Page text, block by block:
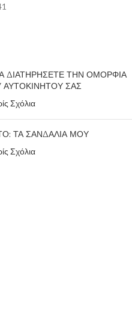
ΔΙΑΤΗΡΗΣΕΤΕ ΤΗΝ ΟΜΟΡΦΙΑ
ΣΑΣ
Σχόλια
ΤΑ ΣΑΝΔΑΛΙΑ ΜΟΥ
Σχόλια